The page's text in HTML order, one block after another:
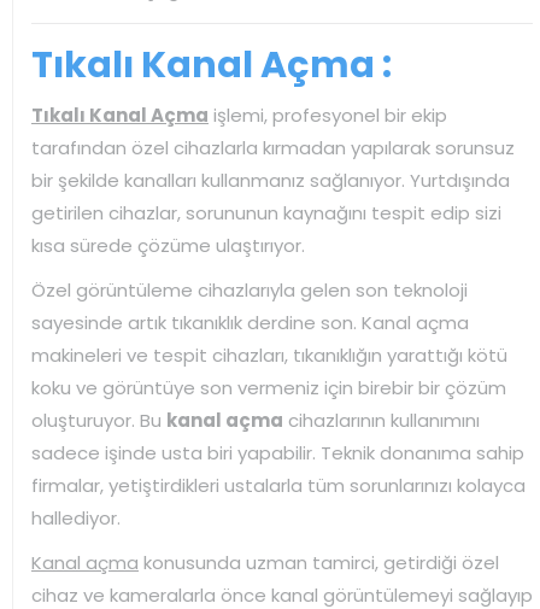
Tıkalı Kanal Açma :
Tıkalı Kanal Açma işlemi, profesyonel bir ekip
tarafından özel cihazlarla kırmadan yapılarak sorunsuz
bir şekilde kanalları kullanmanız sağlanıyor. Yurtdışında
getirilen cihazlar, sorununun kaynağını tespit edip sizi
kısa sürede çözüme ulaştırıyor.
Özel görüntüleme cihazlarıyla gelen son teknoloji
sayesinde artık tıkanıklık derdine son. Kanal açma
makineleri ve tespit cihazları, tıkanıklığın yarattığı kötü
koku ve görüntüye son vermeniz için birebir bir çözüm
oluşturuyor. Bu kanal açma cihazlarının kullanımını
sadece işinde usta biri yapabilir. Teknik donanıma sahip
firmalar, yetiştirdikleri ustalarla tüm sorunlarınızı kolayca
hallediyor.
Kanal açma konusunda uzman tamirci, getirdiği özel
cihaz ve kameralarla önce kanal görüntülemeyi sağlayıp